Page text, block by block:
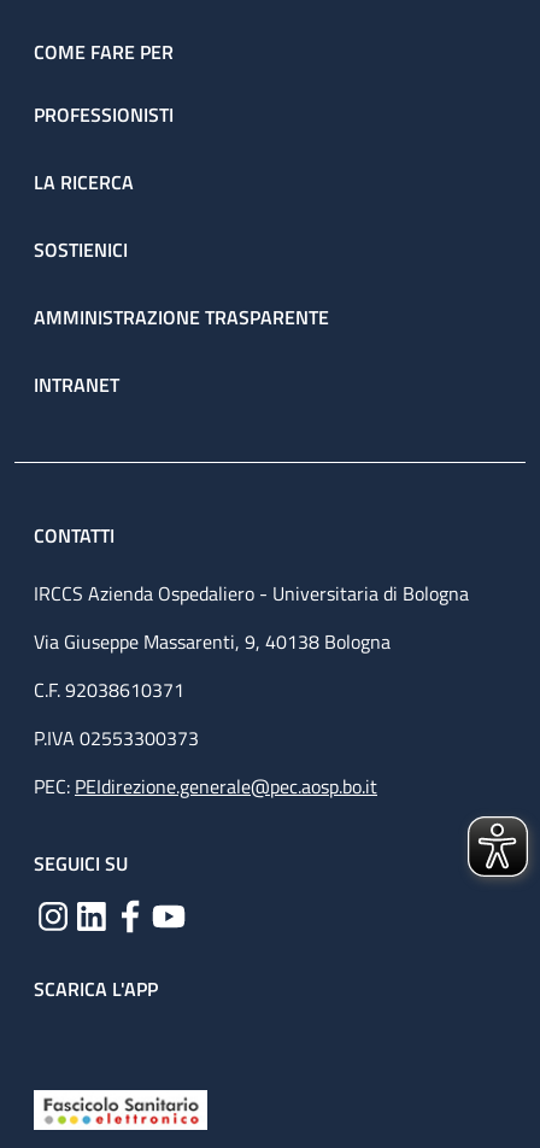
COME FARE PER
PROFESSIONISTI
LA RICERCA
SOSTIENICI
AMMINISTRAZIONE TRASPARENTE
INTRANET
CONTATTI
IRCCS Azienda Ospedaliero - Universitaria di Bologna
Via Giuseppe Massarenti, 9, 40138 Bologna
C.F. 92038610371
P.IVA 02553300373
PEC: PEIdirezione.generale@pec.aosp.bo.it
SEGUICI SU
SCARICA L'APP